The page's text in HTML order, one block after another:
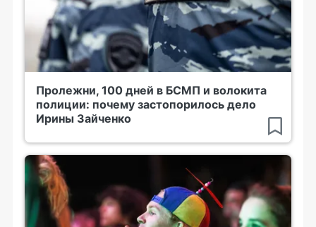
Пролежни, 100 дней в БСМП и волокита
полиции: почему застопорилось дело
Ирины Зайченко